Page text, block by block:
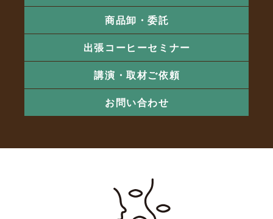
商品卸・委託
出張コーヒーセミナー
講演・取材ご依頼
お問い合わせ